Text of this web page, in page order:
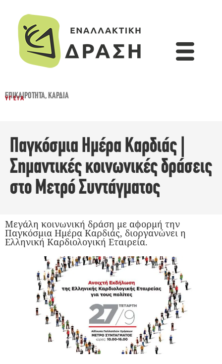
ΕΠΙΚΑΙΡΌΤΗΤΑ,ΚΑΡΔΙΆ
ΥΓΕΊΑ
Παγκόσμια Ημέρα Καρδιάς |
Σημαντικές κοινωνικές δράσεις
στο Μετρό Συντάγματος
Μεγάλη κοινωνική δράση με αφορμή την
Παγκόσμια Ημέρα Καρδιάς, διοργανώνει η
Ελληνική Καρδιολογική Εταιρεία.